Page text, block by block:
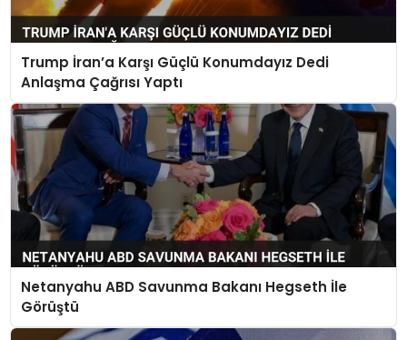
Trump İran’a Karşı Güçlü Konumdayız Dedi
Anlaşma Çağrısı Yaptı
Netanyahu ABD Savunma Bakanı Hegseth İle
Görüştü